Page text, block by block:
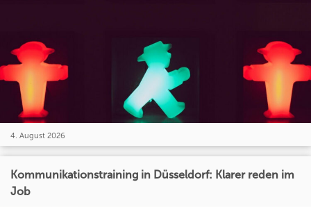
4. August 2026
Kommunikationstraining in Düsseldorf: Klarer reden im
Job